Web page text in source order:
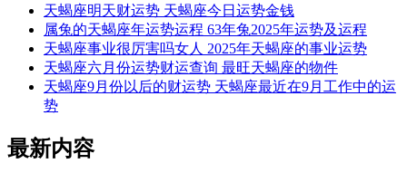
天蝎座明天财运势 天蝎座今日运势金钱
属兔的天蝎座年运势运程 63年兔2025年运势及运程
天蝎座事业很厉害吗女人 2025年天蝎座的事业运势
天蝎座六月份运势财运查询 最旺天蝎座的物件
天蝎座9月份以后的财运势 天蝎座最近在9月工作中的运
势
最新内容